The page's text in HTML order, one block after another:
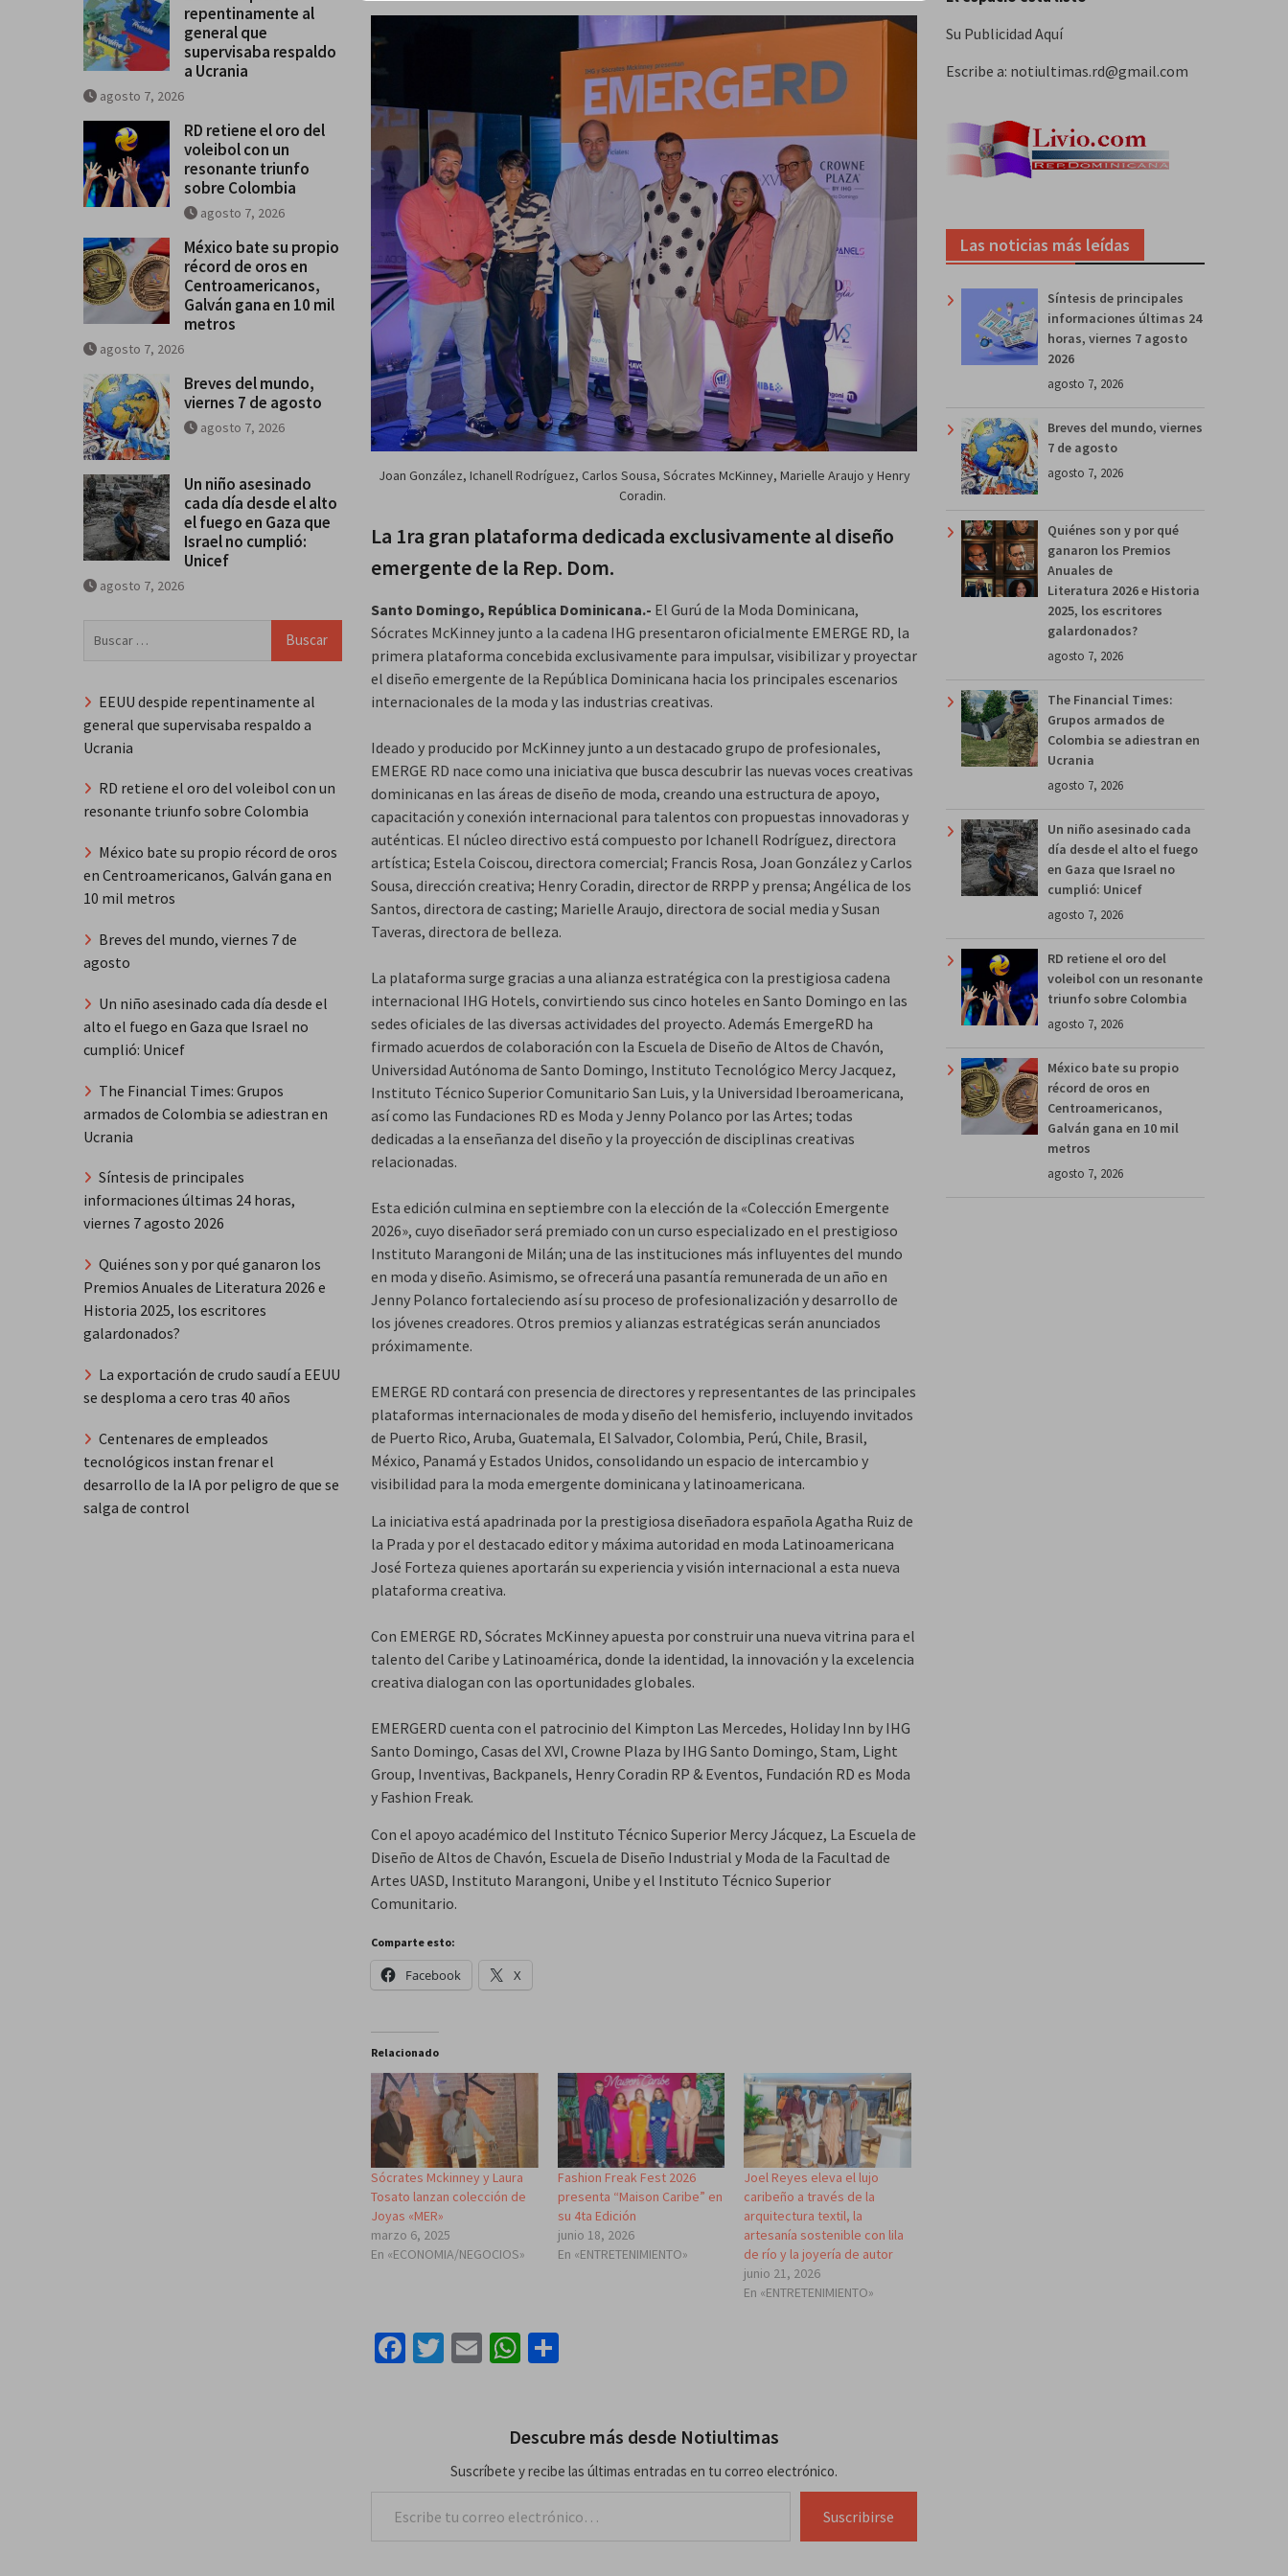
Joan González, Ichanell Rodríguez, Carlos Sousa, Sócrates McKinney, Marielle Araujo y Henry
Coradin.
La 1ra gran plataforma dedicada exclusivamente al diseño
emergente de la Rep. Dom.
Santo Domingo, República Dominicana.- El Gurú de la Moda Dominicana,
Sócrates McKinney junto a la cadena IHG presentaron oficialmente EMERGE RD, la
primera plataforma concebida exclusivamente para impulsar, visibilizar y proyectar
el diseño emergente de la República Dominicana hacia los principales escenarios
internacionales de la moda y las industrias creativas.
Ideado y producido por McKinney junto a un destacado grupo de profesionales,
EMERGE RD nace como una iniciativa que busca descubrir las nuevas voces creativas
dominicanas en las áreas de diseño de moda, creando una estructura de apoyo,
capacitación y conexión internacional para talentos con propuestas innovadoras y
auténticas. El núcleo directivo está compuesto por Ichanell Rodríguez, directora
artística; Estela Coiscou, directora comercial; Francis Rosa, Joan González y Carlos
Sousa, dirección creativa; Henry Coradin, director de RRPP y prensa; Angélica de los
Santos, directora de casting; Marielle Araujo, directora de social media y Susan
Taveras, directora de belleza.
La plataforma surge gracias a una alianza estratégica con la prestigiosa cadena
internacional IHG Hotels, convirtiendo sus cinco hoteles en Santo Domingo en las
sedes oficiales de las diversas actividades del proyecto. Además EmergeRD ha
firmado acuerdos de colaboración con la Escuela de Diseño de Altos de Chavón,
Universidad Autónoma de Santo Domingo, Instituto Tecnológico Mercy Jacquez,
Instituto Técnico Superior Comunitario San Luis, y la Universidad Iberoamericana,
así como las Fundaciones RD es Moda y Jenny Polanco por las Artes; todas
dedicadas a la enseñanza del diseño y la proyección de disciplinas creativas
relacionadas.
Esta edición culmina en septiembre con la elección de la «Colección Emergente
2026», cuyo diseñador será premiado con un curso especializado en el prestigioso
Instituto Marangoni de Milán; una de las instituciones más influyentes del mundo
en moda y diseño. Asimismo, se ofrecerá una pasantía remunerada de un año en
Jenny Polanco fortaleciendo así su proceso de profesionalización y desarrollo de
los jóvenes creadores. Otros premios y alianzas estratégicas serán anunciados
próximamente.
EMERGE RD contará con presencia de directores y representantes de las principales
plataformas internacionales de moda y diseño del hemisferio, incluyendo invitados
de Puerto Rico, Aruba, Guatemala, El Salvador, Colombia, Perú, Chile, Brasil,
México, Panamá y Estados Unidos, consolidando un espacio de intercambio y
visibilidad para la moda emergente dominicana y latinoamericana.
La iniciativa está apadrinada por la prestigiosa diseñadora española Agatha Ruiz de
la Prada y por el destacado editor y máxima autoridad en moda Latinoamericana
José Forteza quienes aportarán su experiencia y visión internacional a esta nueva
plataforma creativa.
Con EMERGE RD, Sócrates McKinney apuesta por construir una nueva vitrina para el
talento del Caribe y Latinoamérica, donde la identidad, la innovación y la excelencia
creativa dialogan con las oportunidades globales.
EMERGERD cuenta con el patrocinio del Kimpton Las Mercedes, Holiday Inn by IHG
Santo Domingo, Casas del XVI, Crowne Plaza by IHG Santo Domingo, Stam, Light
Group, Inventivas, Backpanels, Henry Coradin RP & Eventos, Fundación RD es Moda
y Fashion Freak.
Con el apoyo académico del Instituto Técnico Superior Mercy Jácquez, La Escuela de
Diseño de Altos de Chavón, Escuela de Diseño Industrial y Moda de la Facultad de
Artes UASD, Instituto Marangoni, Unibe y el Instituto Técnico Superior
Comunitario.
Comparte esto:
Facebook X
Relacionado
Sócrates Mckinney y Laura
Tosato lanzan colección de
Joyas «MER»
marzo 6, 2025
En «ECONOMIA/NEGOCIOS»
Fashion Freak Fest 2026
presenta “Maison Caribe” en
su 4ta Edición
junio 18, 2026
En «ENTRETENIMIENTO»
Joel Reyes eleva el lujo
caribeño a través de la
arquitectura textil, la
artesanía sostenible con lila
de río y la joyería de autor
junio 21, 2026
En «ENTRETENIMIENTO»
Facebook
Twitter
EmailWhatsApp
Descubre más desde Notiultimas
Suscríbete y recibe las últimas entradas en tu correo electrónico.
Suscribirse
Su Publicidad Aquí
Escribe a: notiultimas.rd@gmail.com
Las noticias más leídas
Síntesis de principales
informaciones últimas 24
horas, viernes 7 agosto
2026
agosto 7, 2026
Breves del mundo, viernes
7 de agosto
agosto 7, 2026
Quiénes son y por qué
ganaron los Premios
Anuales de
Literatura 2026 e Historia
2025, los escritores
galardonados?
agosto 7, 2026
The Financial Times:
Grupos armados de
Colombia se adiestran en
Ucrania
agosto 7, 2026
Un niño asesinado cada
día desde el alto el fuego
en Gaza que Israel no
cumplió: Unicef
agosto 7, 2026
RD retiene el oro del
voleibol con un resonante
triunfo sobre Colombia
agosto 7, 2026
México bate su propio
récord de oros en
Centroamericanos,
Galván gana en 10 mil
metros
agosto 7, 2026
repentinamente al
general que
supervisaba respaldo
a Ucrania
agosto 7, 2026
RD retiene el oro del
voleibol con un
resonante triunfo
sobre Colombia
agosto 7, 2026
México bate su propio
récord de oros en
Centroamericanos,
Galván gana en 10 mil
metros
agosto 7, 2026
Breves del mundo,
viernes 7 de agosto
agosto 7, 2026
Un niño asesinado
cada día desde el alto
el fuego en Gaza que
Israel no cumplió:
Unicef
agosto 7, 2026
EEUU despide repentinamente al
general que supervisaba respaldo a
Ucrania
RD retiene el oro del voleibol con un
resonante triunfo sobre Colombia
México bate su propio récord de oros
en Centroamericanos, Galván gana en
10 mil metros
Breves del mundo, viernes 7 de
agosto
Un niño asesinado cada día desde el
alto el fuego en Gaza que Israel no
cumplió: Unicef
The Financial Times: Grupos
armados de Colombia se adiestran en
Ucrania
Síntesis de principales
informaciones últimas 24 horas,
viernes 7 agosto 2026
Quiénes son y por qué ganaron los
Premios Anuales de Literatura 2026 e
Historia 2025, los escritores
galardonados?
La exportación de crudo saudí a EEUU
se desploma a cero tras 40 años
Centenares de empleados
tecnológicos instan frenar el
desarrollo de la IA por peligro de que se
salga de control